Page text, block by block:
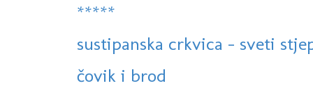
*****
sustipanska crkvica - sveti
čovik i brod